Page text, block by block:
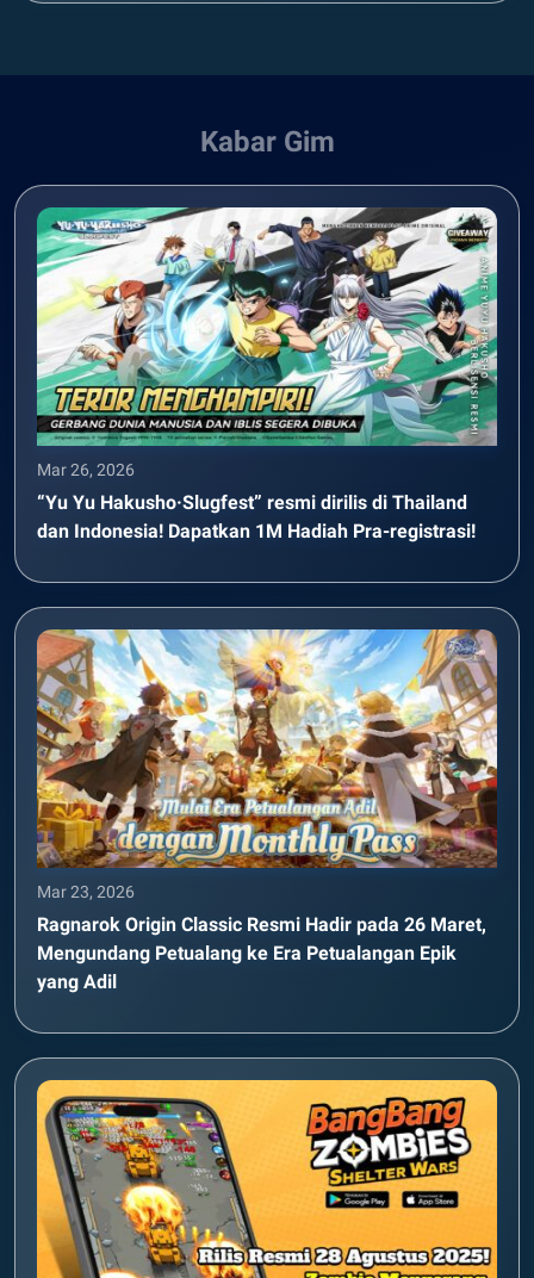
Kabar Gim
Mar 26, 2026
“Yu Yu Hakusho·Slugfest” resmi dirilis di Thailand
dan Indonesia! Dapatkan 1M Hadiah Pra-registrasi!
Mar 23, 2026
Ragnarok Origin Classic Resmi Hadir pada 26 Maret,
Mengundang Petualang ke Era Petualangan Epik
yang Adil